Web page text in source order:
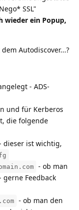
SSL"
wieder ein Popup,
Autodiscover...?
- ADS-
und für Kerberos
die folgende
dieser ist wichtig,
- ob man
Feedback
- ob man den